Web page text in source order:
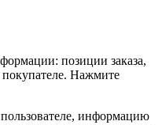
позиции заказа,
Нажмите
информацию